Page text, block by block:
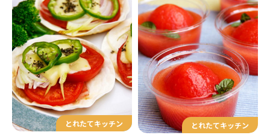
とれたてキッチン とれたてキッチン